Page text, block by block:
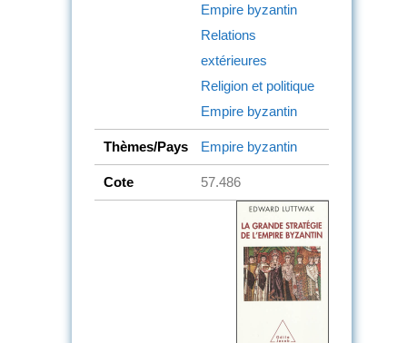
Empire byzantin
Relations
extérieures
Religion et politique
Empire byzantin
Thèmes/Pays Empire byzantin
Cote 57.486